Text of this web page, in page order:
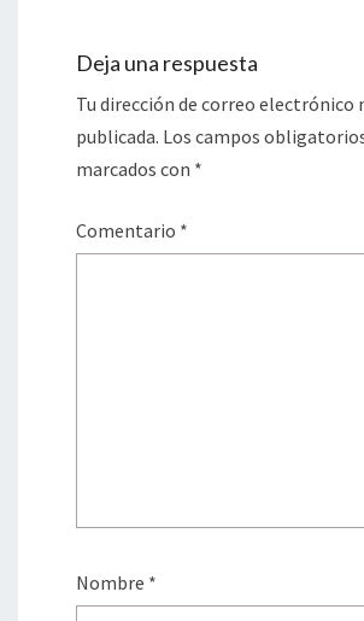
Deja una respuesta
Tu dirección de correo electrónico
publicada. Los campos
marcados con *
Comentario *
Nombre *